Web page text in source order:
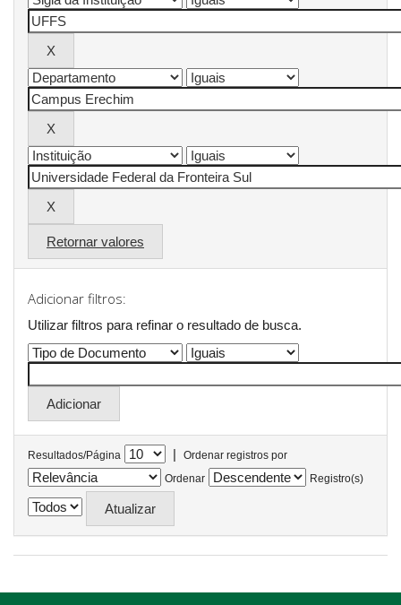
Retornar valores
Adicionar filtros:
Utilizar filtros para refinar o resultado de busca.
Resultados/Página |
Ordenar registros por
Ordenar
Registro(s)